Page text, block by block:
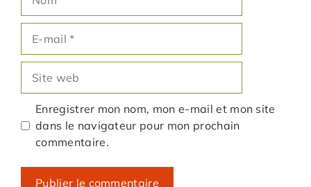
mail
web
Enregistrer mon nom, mon e-mail et mon site
dans le navigateur pour mon prochain
commentaire.